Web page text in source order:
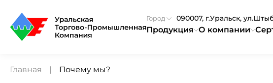
Город 090007, г.Уральск,
Продукция О компании
Главная Почему мы?